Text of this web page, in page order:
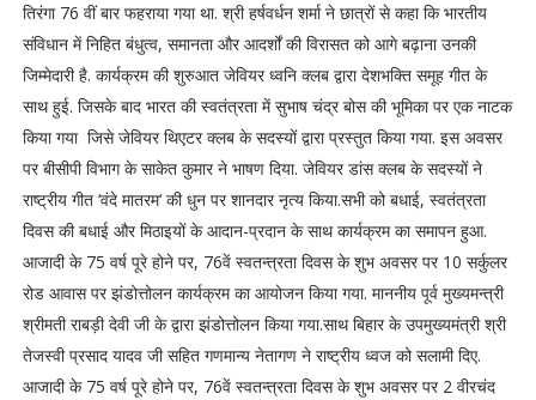
तिरंगा 76 वीं बार फहराया गया था. श्री हर्षवर्धन शर्मा ने छात्रों से कहा कि भारतीय
संविधान में निहित बंधुत्व, समानता और आदर्शों की विरासत को आगे बढ़ाना उनकी
जिम्मेदारी है. कार्यक्रम की शुरुआत जेवियर ध्वनि क्लब द्वारा देशभक्ति समूह गीत के
साथ हुई. जिसके बाद भारत की स्वतंत्रता में सुभाष चंद्र बोस की भूमिका पर एक नाटक
किया गया जिसे जेवियर थिएटर क्लब के सदस्यों द्वारा प्रस्तुत किया गया. इस अवसर
पर बीसीपी विभाग के साकेत कुमार ने भाषण दिया. जेवियर डांस क्लब के सदस्यों ने
राष्ट्रीय गीत ‘वंदे मातरम‘ की धुन पर शानदार नृत्य किया.सभी को बधाई, स्वतंत्रता
दिवस की बधाई और मिठाइयों के आदान-प्रदान के साथ कार्यक्रम का समापन हुआ.
आजादी के 75 वर्ष पूरे होने पर, 76वें स्वतन्त्रता दिवस के शुभ अवसर पर 10 सर्कुलर
रोड आवास पर झंडोत्तोलन कार्यक्रम का आयोजन किया गया. माननीय पूर्व मुख्यमन्त्री
श्रीमती राबड़ी देवी जी के द्वारा झंडोत्तोलन किया गया.साथ बिहार के उपमुख्यमंत्री श्री
तेजस्वी प्रसाद यादव जी सहित गणमान्य नेतागण ने राष्ट्रीय ध्वज को सलामी दिए.
आजादी के 75 वर्ष पूरे होने पर, 76वें स्वतन्त्रता दिवस के शुभ अवसर पर 2 वीरचंद